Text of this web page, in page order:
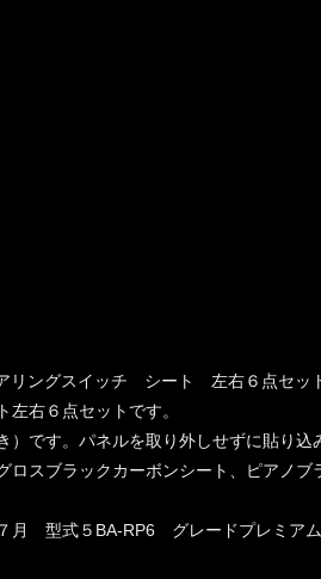
ングスイッチ シート 左右６点セッ
右６点セットです。
です。パネルを取り外しせずに貼り込
ロスブラックカーボンシート、ピアノ
型式５BA-RP6 グレードプレミア